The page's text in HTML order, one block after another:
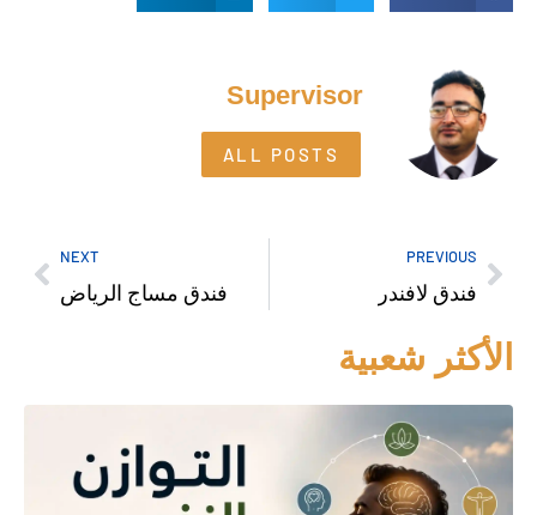
الأكثر شعبية
Supervisor
ALL POSTS
PREVIOUS
فندق لافندر
NEXT
فندق مساج الرياض